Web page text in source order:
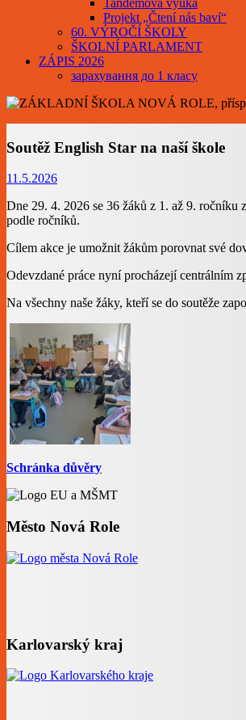
Tandemová výuka
Projekt „Čtení nás baví“
60. VÝROČÍ ŠKOLY
ŠKOLNÍ PARLAMENT
ZÁPIS 2026
зарахування до 1 класу
Soutěž English Star na naší škole
11.5.2026
Dne 29. 4. 2026 se 36 žáků z 1. až 9. ročníku
podle ročníků.
Cílem akce je umožnit žákům porovnat své
Odevzdané práce nyní procházejí centrálním
Na všechny naše žáky, kteří se do soutěže
Schránka důvěry
Město Nová Role
Karlovarský kraj